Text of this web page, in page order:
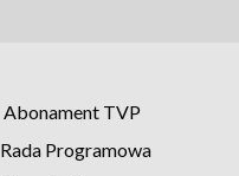
Abonament TVP
Rada Programowa